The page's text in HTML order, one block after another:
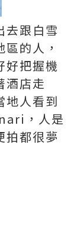
去跟白雪
的人，
好把握機
酒店走
地人看到
，人是
拍都很夢